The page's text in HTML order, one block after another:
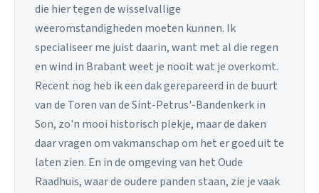
die hier tegen de wisselvallige
weeromstandigheden moeten kunnen. Ik
specialiseer me juist daarin, want met al die regen
en wind in Brabant weet je nooit wat je overkomt.
Recent nog heb ik een dak gerepareerd in de buurt
van de Toren van de Sint-Petrus'-Bandenkerk in
Son, zo'n mooi historisch plekje, maar de daken
daar vragen om vakmanschap om het er goed uit te
laten zien. En in de omgeving van het Oude
Raadhuis, waar de oudere panden staan, zie je vaak